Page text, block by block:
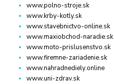
www.polno-stroje.sk
www.krby-kotly.sk
www.stavebnictvo-online.sk
www.maxiobchod-naradie.sk
www.moto-prislusenstvo.sk
www.firemne-zariadenie.sk
www.nahradnediely.online
www.uni-zdrav.sk